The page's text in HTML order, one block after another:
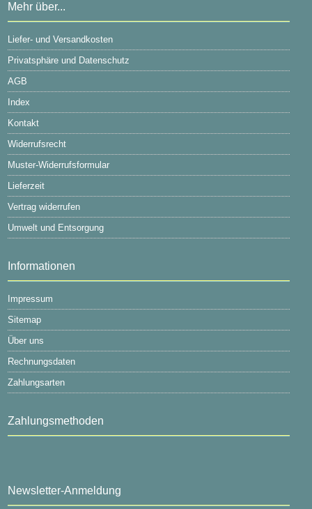
Mehr über...
Liefer- und Versandkosten
Privatsphäre und Datenschutz
AGB
Index
Kontakt
Widerrufsrecht
Muster-Widerrufsformular
Lieferzeit
Vertrag widerrufen
Umwelt und Entsorgung
Informationen
Impressum
Sitemap
Über uns
Rechnungsdaten
Zahlungsarten
Zahlungsmethoden
Newsletter-Anmeldung